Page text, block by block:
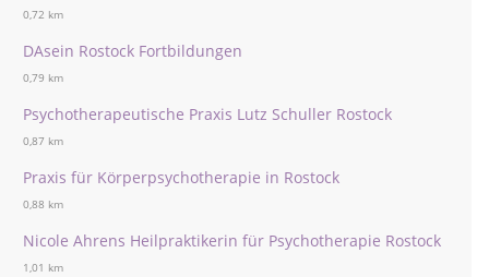
0,72 km
DAsein Rostock Fortbildungen
0,79 km
Psychotherapeutische Praxis Lutz Schuller Rostock
0,87 km
Praxis für Körperpsychotherapie in Rostock
0,88 km
Nicole Ahrens Heilpraktikerin für Psychotherapie Rostock
1,01 km